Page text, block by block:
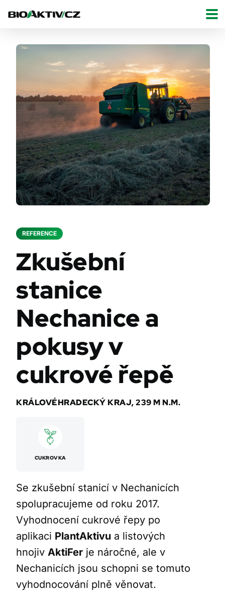
REFERENCE
Zkušební
stanice
Nechanice a
pokusy v
cukrové řepě
KRÁLOVÉHRADECKÝ KRAJ, 239 M N.M.
CUKROVKA
Se zkušební stanicí v Nechanicích
spolupracujeme od roku 2017.
Vyhodnocení cukrové řepy po
aplikaci PlantAktivu a listových
hnojiv AktiFer je náročné, ale v
Nechanicích jsou schopni se tomuto
vyhodnocování plně věnovat.